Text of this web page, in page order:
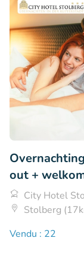
out +
City Hotel
Stolberg
Vendu : 22